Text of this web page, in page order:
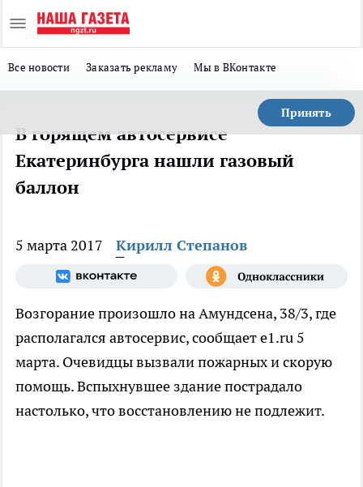
Все новости Заказать рекламу Мы в ВКонтакте
Принять
В горящем автосервисе
Екатеринбурга нашли газовый
баллон
5 марта 2017 Кирилл Степанов
Возгорание произошло на Амундсена, 38/3, где
располагался автосервис, сообщает e1.ru 5
марта. Очевидцы вызвали пожарных и скорую
помощь. Вспыхнувшее здание пострадало
настолько, что восстановлению не подлежит.